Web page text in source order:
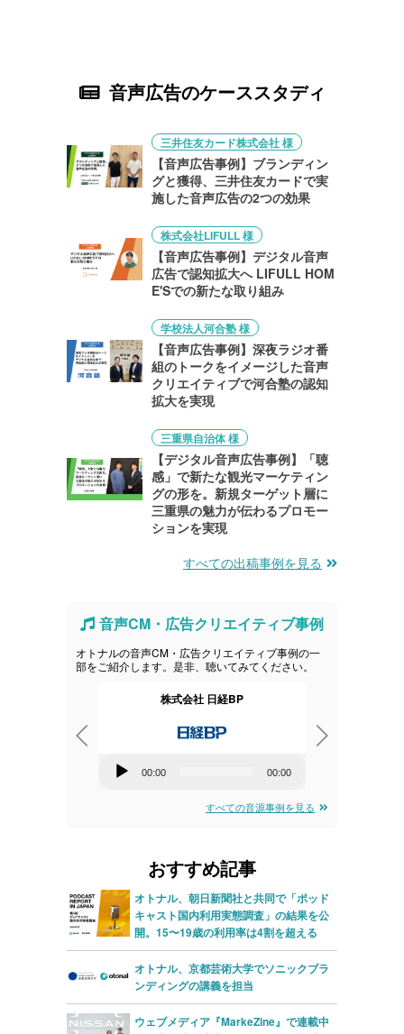
音声広告のケーススタディ
三井住友カード株式会社 様
【音声広告事例】ブランディン
グと獲得、三井住友カードで実
施した音声広告の2つの効果
株式会社LIFULL 様
【音声広告事例】デジタル音声
広告で認知拡大へ LIFULL HOM
E'Sでの新たな取り組み
学校法人河合塾 様
【音声広告事例】深夜ラジオ番
組のトークをイメージした音声
クリエイティブで河合塾の認知
拡大を実現
三重県自治体 様
【デジタル音声広告事例】「聴
感」で新たな観光マーケティン
グの形を。新規ターゲット層に
三重県の魅力が伝わるプロモー
ションを実現
すべての出稿事例を見る
音声CM・広告クリエイティブ事例
オトナルの音声CM・広告クリエイティブ事例の一
部をご紹介します。是非、聴いてみてください。
株式会社 日経BP
ヤ
ー
00:00 00:00
ヤ
ー
すべての音源事例を見る
おすすめ記事
オトナル、朝日新聞社と共同で「ポッド
キャスト国内利用実態調査」の結果を公
開。15〜19歳の利用率は4割を超える
オトナル、京都芸術大学でソニックブラ
ンディングの講義を担当
ウェブメディア『MarkeZine』で連載中